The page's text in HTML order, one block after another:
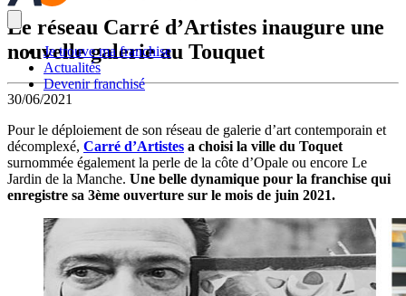
Je trouve ma franchise
Actualités
Devenir franchisé
Le réseau Carré d’Artistes inaugure une
nouvelle galerie au Touquet
30/06/2021
Pour le déploiement de son réseau de galerie d’art contemporain et
décomplexé, Carré d’Artistes a choisi la ville du Toquet
surnommée également la perle de la côte d’Opale ou encore Le
Jardin de la Manche. Une belle dynamique pour la franchise qui
enregistre sa 3ème ouverture sur le mois de juin 2021.